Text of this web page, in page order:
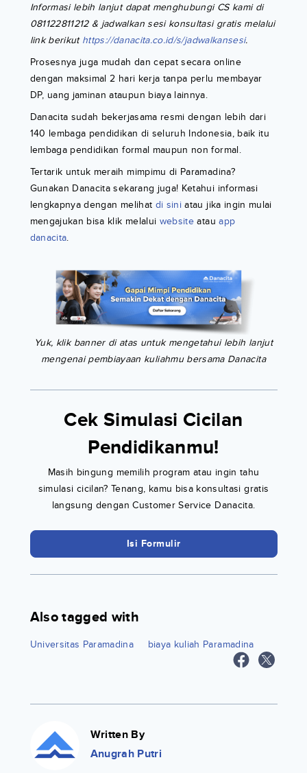
Informasi lebih lanjut dapat menghubungi CS kami di
081122811212 & jadwalkan sesi konsultasi gratis melalui
link berikut https://danacita.co.id/s/jadwalkansesi.
Prosesnya juga mudah dan cepat secara online
dengan maksimal 2 hari kerja tanpa perlu membayar
DP, uang jaminan ataupun biaya lainnya.
Danacita sudah bekerjasama resmi dengan lebih dari
140 lembaga pendidikan di seluruh Indonesia, baik itu
lembaga pendidikan formal maupun non formal.
Tertarik untuk meraih mimpimu di Paramadina?
Gunakan Danacita sekarang juga! Ketahui informasi
lengkapnya dengan melihat di sini atau jika ingin mulai
mengajukan bisa klik melalui website atau app
danacita.
Yuk, klik banner di atas untuk mengetahui lebih lanjut
mengenai pembiayaan kuliahmu bersama Danacita
Cek Simulasi Cicilan
Pendidikanmu!
Masih bingung memilih program atau ingin tahu
simulasi cicilan? Tenang, kamu bisa konsultasi gratis
langsung dengan Customer Service Danacita.
Isi Formulir
Also tagged with
Universitas Paramadina biaya kuliah Paramadina
Written By
Anugrah Putri